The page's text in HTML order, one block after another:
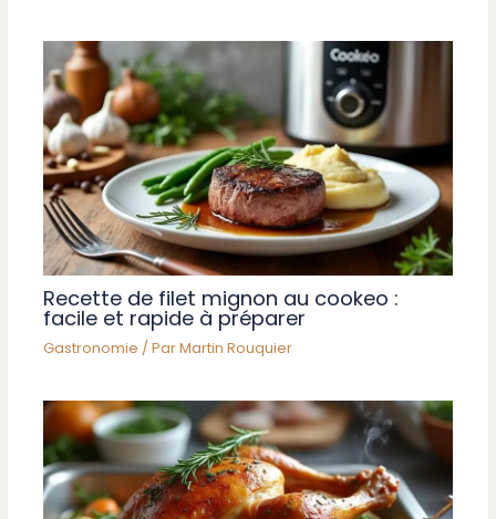
Recette de filet mignon au cookeo :
facile et rapide à préparer
Gastronomie / ParMartin Rouquier